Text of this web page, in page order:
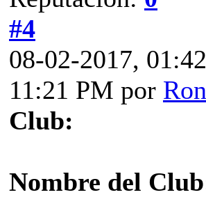
#4
08-02-2017,
11:21 PM por
Club:
Nombre del